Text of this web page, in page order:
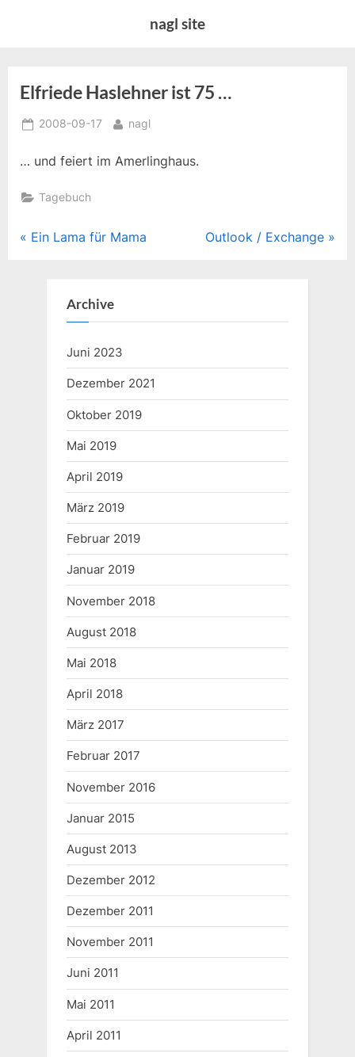
nagl site
Elfriede Haslehner ist 75 …
Posted
2008-09-17 By
nagl
… und feiert im Amerlinghaus.
Tagebuch
Beitragsnavigation
P
Ein Lama für Mama
N
s
Outlook / Exchange
Archive
Juni 2023
Dezember 2021
Oktober 2019
Mai 2019
April 2019
März 2019
Februar 2019
Januar 2019
November 2018
August 2018
Mai 2018
April 2018
März 2017
Februar 2017
November 2016
Januar 2015
August 2013
Dezember 2012
Dezember 2011
November 2011
Juni 2011
Mai 2011
April 2011